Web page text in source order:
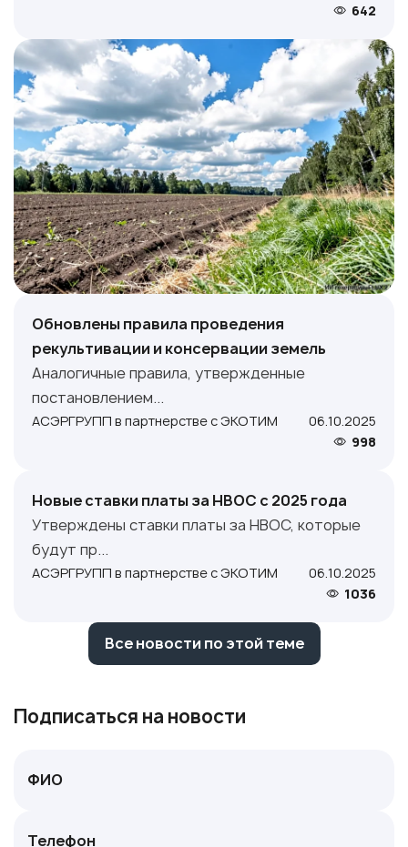
642
Обновлены правила проведения
рекультивации и консервации земель
Аналогичные правила, утвержденные
постановлением...
АСЭРГРУПП в партнерстве с ЭКОТИМ
06.10.2025
998
Новые ставки платы за НВОС с 2025 года
Утверждены ставки платы за НВОС, которые
будут пр...
АСЭРГРУПП в партнерстве с ЭКОТИМ
06.10.2025
1036
Все новости по этой теме
Подписаться на новости